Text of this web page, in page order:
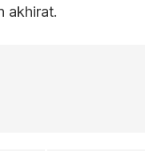
akhirat.